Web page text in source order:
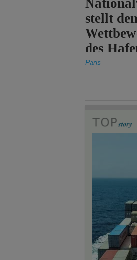
stellt den
des
des
Paris